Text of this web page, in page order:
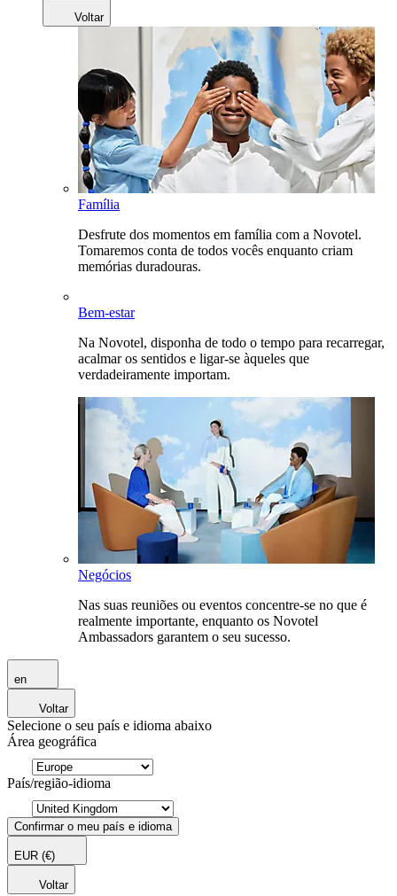
Voltar
Família
Desfrute dos momentos em família com a Novotel.
Tomaremos conta de todos vocês enquanto criam
memórias duradouras.
Bem-estar
Na Novotel, disponha de todo o tempo para recarregar,
acalmar os sentidos e ligar-se àqueles que
verdadeiramente importam.
Negócios
Nas suas reuniões ou eventos concentre-se no que é
realmente importante, enquanto os Novotel
Ambassadors garantem o seu sucesso.
en
Voltar
Selecione o seu país e idioma abaixo
Área geográfica
País/região-idioma
Confirmar o meu país e idioma
EUR (€)
Voltar